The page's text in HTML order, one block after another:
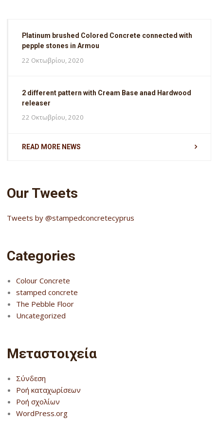
Platinum brushed Colored Concrete connected with
pepple stones in Armou
22 Οκτωβρίου, 2020
2 different pattern with Cream Base anad Hardwood
releaser
22 Οκτωβρίου, 2020
READ MORE NEWS
Our Tweets
Tweets by @stampedconcretecyprus
Categories
Colour Concrete
stamped concrete
The Pebble Floor
Uncategorized
Μεταστοιχεία
Σύνδεση
Ροή καταχωρίσεων
Ροή σχολίων
WordPress.org